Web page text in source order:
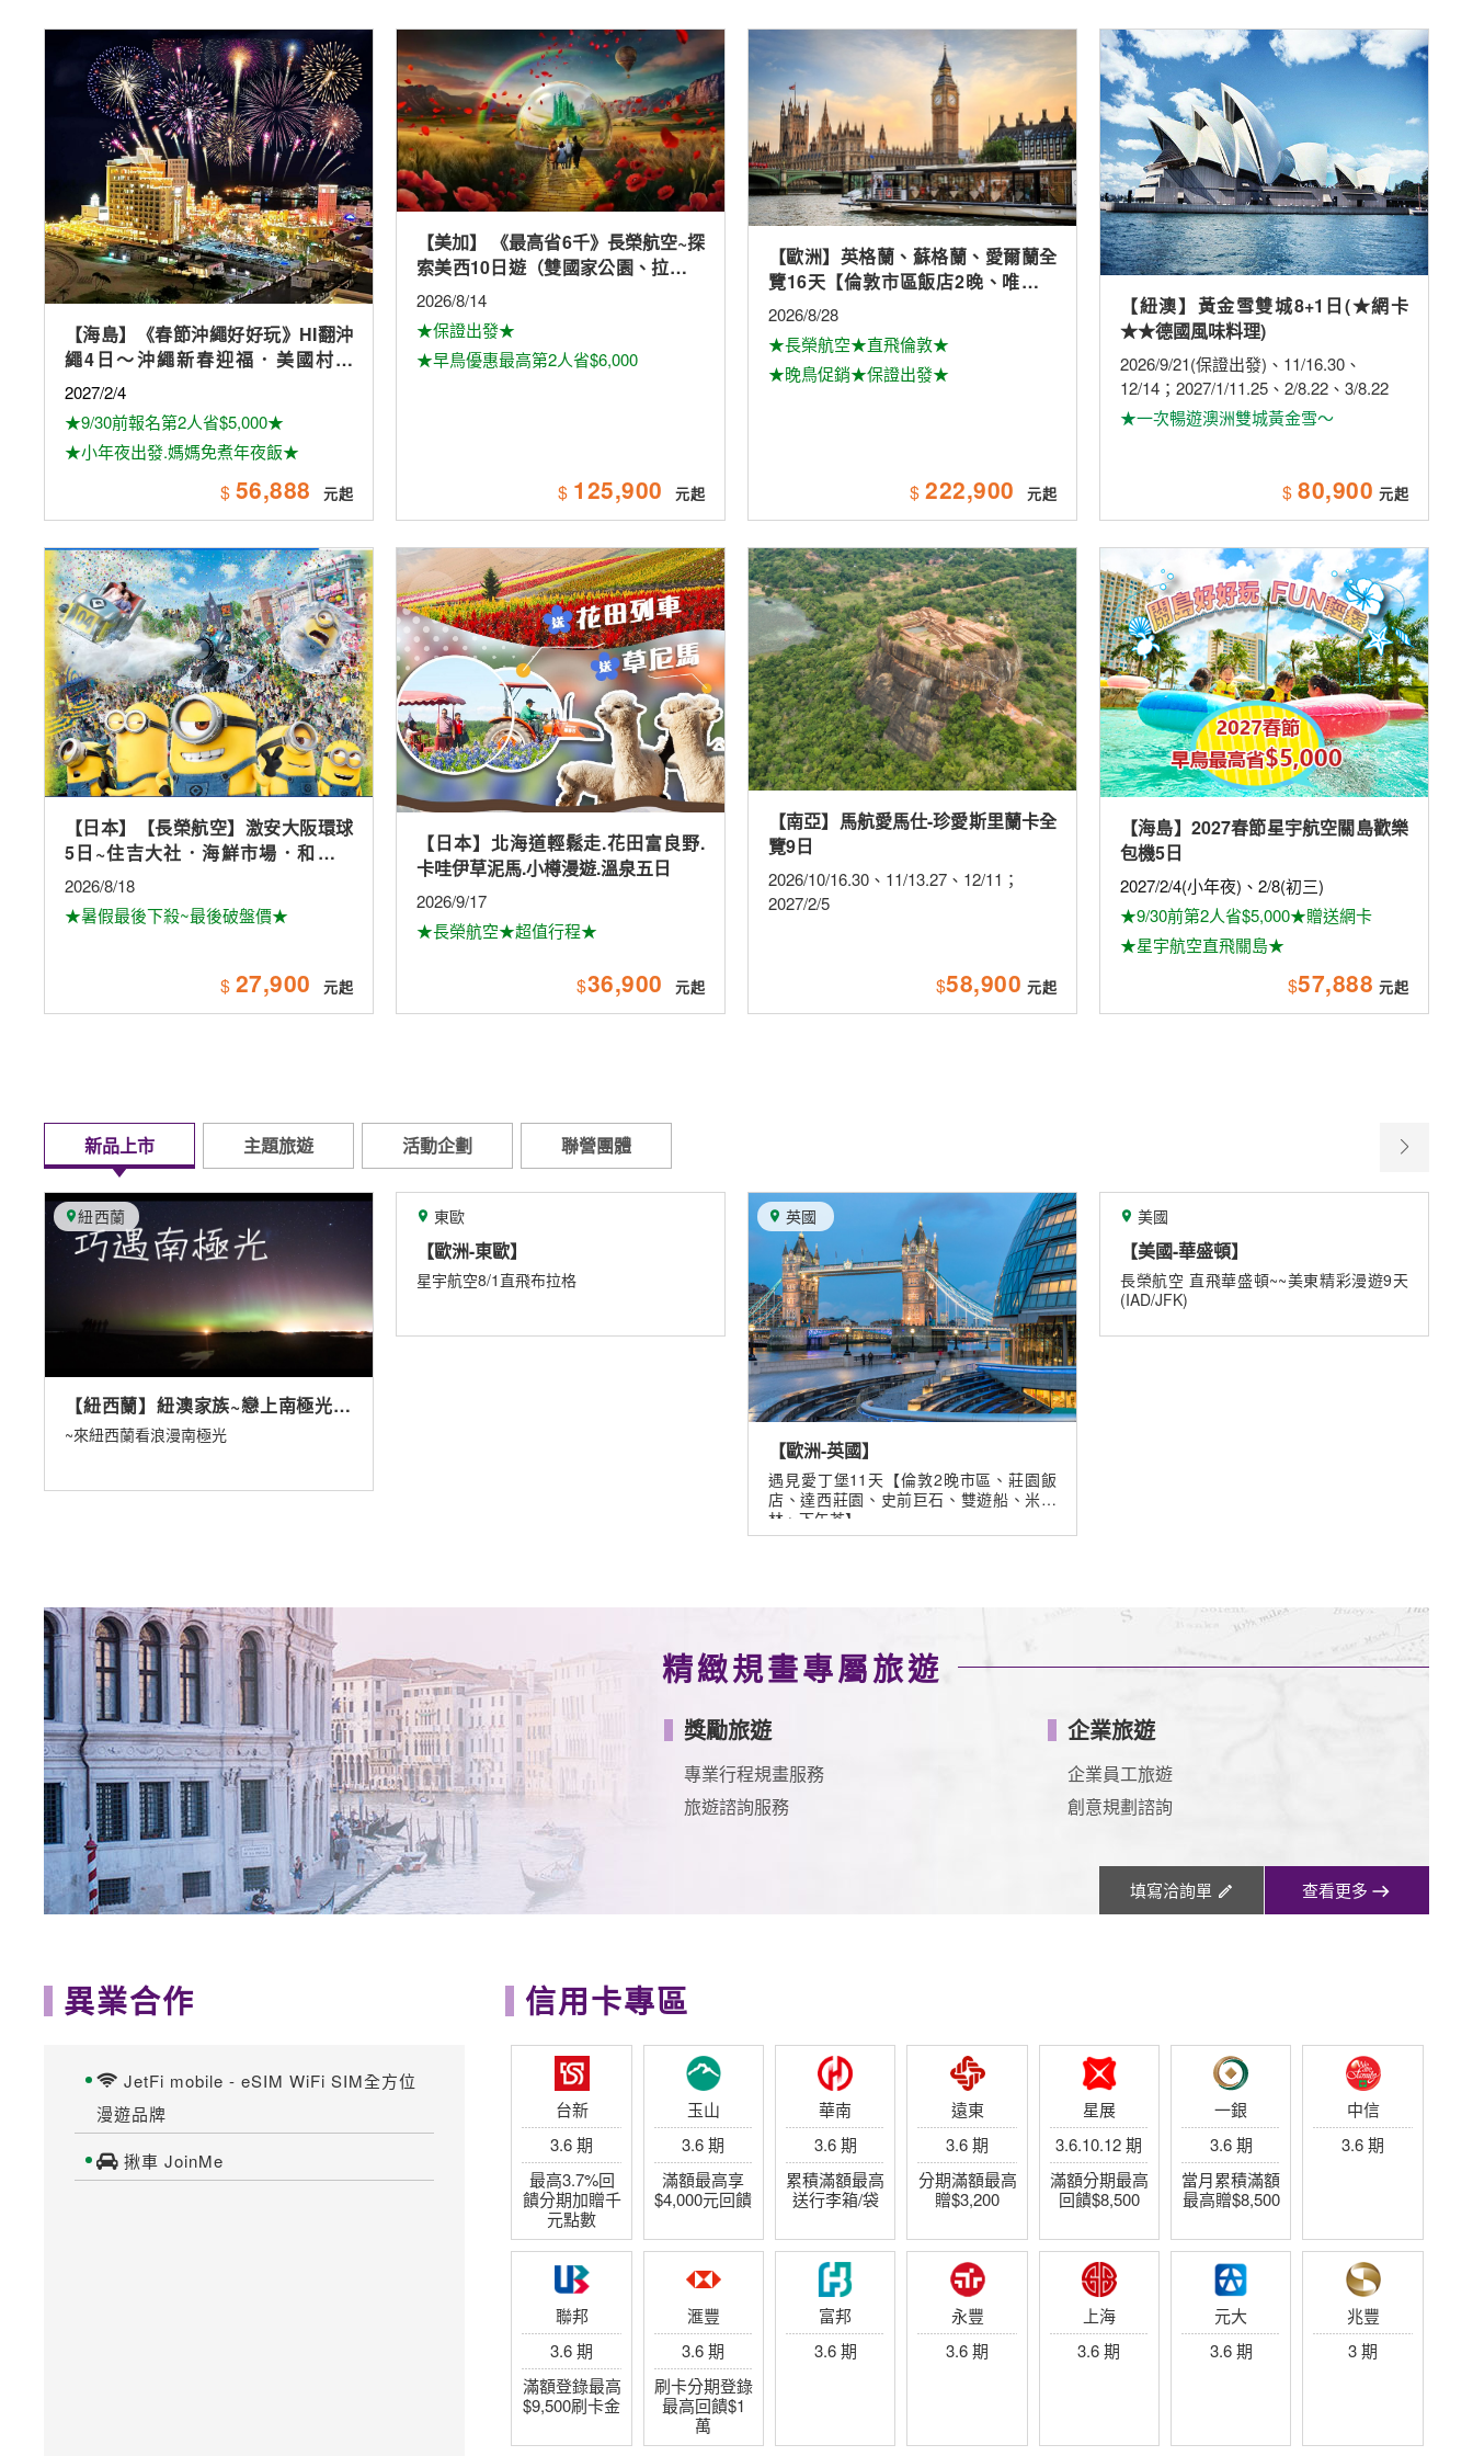
【海島】《春節沖繩好好玩》HI翻沖
繩4日～沖繩新春迎福．美國村海
景．美麗海水族館(媽媽免煮年夜飯)
2027/2/4
★9/30前報名第2人省$5,000★
★小年夜出發.媽媽免煮年夜飯★
$ 56,888
【美加】 《最高省6千》長榮航空~探
索美西10日遊（雙國家公園、拉斯維
加斯球體（入內參觀）、羚羊峽谷雙
奇觀、環球影城）
2026/8/14
★保證出發★
★早鳥優惠最高第2人省$6,000
$ 125,900
【歐洲】英格蘭、蘇格蘭、愛爾蘭全
覽16天【倫敦市區飯店2晚、唯美小
鎮、景觀火車、雙酒廠、米其林、雙
大學城、下午茶
2026/8/28
★長榮航空★直飛倫敦★
★晚鳥促銷★保證出發★
$ 222,900
【紐澳】黃金雪雙城8+1日(★網卡
★★德國風味料理)
2026/9/21(保證出發)、11/16.30、
12/14；2027/1/11.25、2/8.22、3/8.22
★一次暢遊澳洲雙城黃金雪～
$ 80,900
【日本】【長榮航空】激安大阪環球
5日~住吉大社．海鮮市場．和歌山
城．和歌山電鐵．採果樂．環球影城
2026/8/18
★暑假最後下殺~最後破盤價★
$ 27,900
【日本】北海道輕鬆走.花田富良野.
卡哇伊草泥馬.小樽漫遊.溫泉五日
2026/9/17
★長榮航空★超值行程★
$36,900
【南亞】馬航愛馬仕-珍愛斯里蘭卡全
覽9日
2026/10/16.30、11/13.27、12/11；
2027/2/5
$58,900
【海島】2027春節星宇航空關島歡樂
包機5日
2027/2/4(小年夜)、2/8(初三)
★9/30前第2人省$5,000★贈送網卡
★星宇航空直飛關島★
$57,888
新品上市 主題旅遊 活動企劃 聯營團體
東歐
【美國-華盛頓】
美國
長榮航空 直飛華盛頓~~美東精彩漫遊9天
(IAD/JFK)
精緻規畫專屬旅遊
企業員工旅遊
創意規劃諮詢
異業合作
JetFi mobile - eSIM WiFi SIM全方位
信用卡專區
台新
3.6 期
最高3.7%回
饋分期加贈千
元點數
玉山
3.6 期
滿額最高享
華南
3.6 期
累積滿額最高
送行李箱/袋
遠東
3.6 期
分期滿額最高
贈$3,200
星展
3.6.10.12 期
滿額分期最高
回饋$8,500
一銀
3.6 期
當月累積滿額
最高贈$8,500
3.6 期
聯邦
3.6 期
滙豐
3.6 期
3.6 期
3.6 期
3.6 期
3.6 期
3 期